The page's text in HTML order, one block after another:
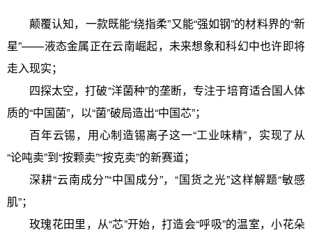
颠覆认知，一款既能“绕指柔”又能“强如钢”的材料界的“新
星”——液态金属正在云南崛起，未来想象和科幻中也许即将
走入现实；
四探太空，打破“洋菌种”的垄断，专注于培育适合国人体
质的“中国菌”，以“菌”破局造出“中国芯”；
百年云锡，用心制造锡离子这一“工业味精”，实现了从
“论吨卖”到“按颗卖”“按克卖”的新赛道；
深耕“云南成分”“中国成分”，“国货之光”这样解题“敏感
肌”；
玫瑰花田里，从“芯”开始，打造会“呼吸”的温室，小花朵